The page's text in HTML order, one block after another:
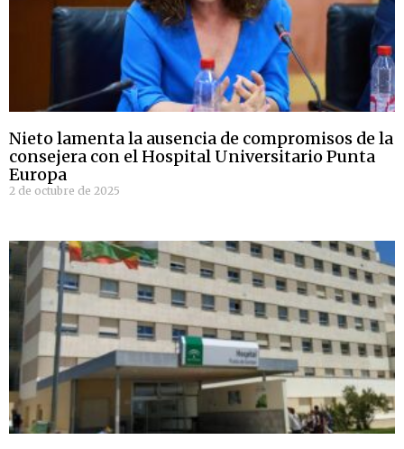
Nieto lamenta la ausencia de compromisos de la
consejera con el Hospital Universitario Punta
Europa
2 de octubre de 2025